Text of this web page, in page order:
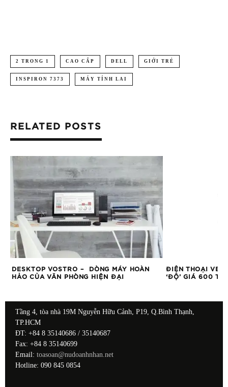
2 TRONG 1 CAO CẤP DELL GIỚI TRẺ
INSPIRON ­­­­7373 MÁY TÍNH LAI
RELATED POSTS
DESKTOP VOSTRO – DÒNG MÁY HOÀN
HẢO CỦA VĂN PHÒNG HIỆN ĐẠI
ĐIỆN THOẠI
‘ĐỘ’ GIÁ 600
Tầng 4, tòa nhà 19M Nguyễn Hữu Cảnh, P19, Q.Bình Thạnh,
TP.HCM
ĐT: +84 8 35140686 / 35140687
Fax: +84 8 35140699
Email: toasoan@nudoanhnhan.net
Hotline: 090 845 0854